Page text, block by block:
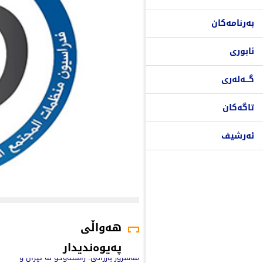
بەرنامەکان
ئابوری
گـــەلەری
تاگەکان
ئەرشیف
هەواڵی
پەیوەندیدار
مەسرور بارزانی: راستەوخۆ لە ئێران و